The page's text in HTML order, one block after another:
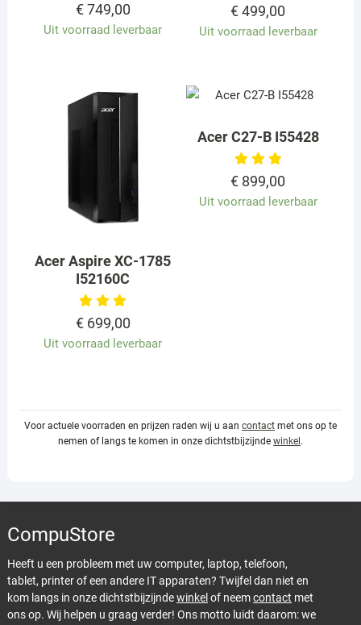
€749,00
Uit voorraad leverbaar
€499,00
Uit voorraad leverbaar
Acer Aspire XC-1785
I52160C
€699,00
Uit voorraad leverbaar
Acer C27-B I55428
€ 899,00
Uit voorraad leverbaar
Voor actuele voorraden en prijzen raden wij u aan contactmet ons op te
nemen of langs te komen in onze dichtstbijzijnde winkel.
CompuStore
Heeft u een probleem met uw computer, laptop, telefoon,
tablet, printer of een andere IT apparaten? Twijfel dan niet en
kom langs in onze dichtstbijzijndewinkelof neemcontact met
ons op. Wij helpen u graag verder! Ons motto luidt daarom: we